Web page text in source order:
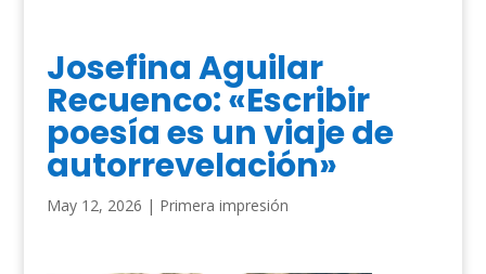
Josefina Aguilar
Recuenco: «Escribir
poesía es un viaje de
autorrevelación»
May 12, 2026 | Primera impresión